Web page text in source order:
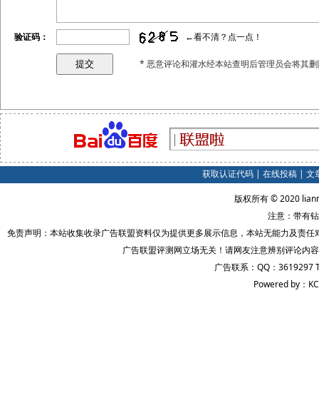
验证码： ←看不清？点一点！
* 恶意评论和灌水经本站查明后管理员会将其
获取认证代码| 在线投稿| 文
版权所有 © 2020
注意：带有
免责声明：本站收集收录广告联盟资料仅为提供更多展示信息，本站无能力及责
广告联盟评测网立场无关！请网友注意辨别评论内
广告联系：QQ：3619297
Powered by：